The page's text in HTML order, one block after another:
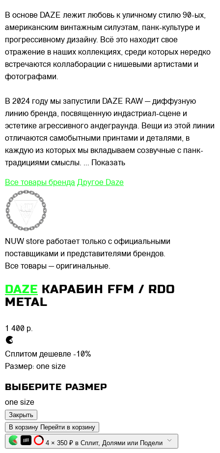
В основе DAZE лежит любовь к уличному стилю 90-ых,
американским винтажным силуэтам, панк-культуре и
прогрессивному дизайну. Всё это находит свое
отражение в наших коллекциях, среди которых нередко
встречаются коллаборации с нишевыми артистами и
фотографами.
В 2024 году мы запустили DAZE RAW — диффузную
линию бренда, посвященную индастриал-сцене и
эстетике агрессивного андеграунда. Вещи из этой линии
отличаются самобытными принтами и деталями, в
каждую из которых мы вкладываем созвучные с панк-
традициями смыслы. ... Показать
Все товары бренда Другое Daze
NUW store работает только с официальными
поставщиками и представителями брендов.
Все товары — оригинальные.
DAZE КАРАБИН FFM / RDO
METAL
1 400 р.
Сплитом дешевле -10%
Размер: one size
ВЫБЕРИТЕ РАЗМЕР
one size
Закрыть
В корзину Перейти в корзину
4 × 350 ₽ в Сплит, Долями или Подели